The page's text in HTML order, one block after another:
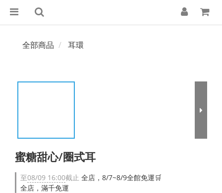
全部商品 耳環
蜜糖甜心/圈式耳
至08/09 16:00截止 全店，8/7~8/9全館免運🛒
全店，滿千免運